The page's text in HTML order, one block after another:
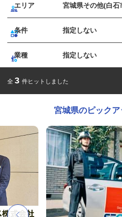
エリア 宮城県その他(白石
条件 指定しない
業種 指定しない
全 3 件ヒットしました
宮城県のピックア